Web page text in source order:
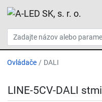
Ovládače DALI
LINE-5CV-DALI